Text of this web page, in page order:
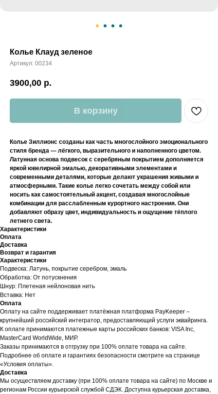
Колье Клауд зеленое
Артикул: 00234
3900,00 р.
В корзину
Колье Зиллионс созданы как часть многослойного эмоционального
стиля бренда — лёгкого, выразительного и наполненного цветом.
Латунная основа подвесок с серебряным покрытием дополняется
яркой ювелирной эмалью, декоративными элементами и
современными деталями, которые делают украшения живыми и
атмосферными. Такие колье легко сочетать между собой или
носить как самостоятельный акцент, создавая многослойные
комбинации для расслабленным курортного настроения. Они
добавляют образу цвет, индивидуальность и ощущение тёплого
летнего света.
Характеристики
Оплата
Доставка
Возврат и гарантия
Характеристики
Подвеска: Латунь, покрытие серебром, эмаль
Обработка: От потускнения
Шнур: Плетеная нейлоновая нить
Вставка: Нет
Оплата
Оплату на сайте поддерживает платёжная платформа PayKeeper –
крупнейший российский интегратор, предоставляющий услуги эквайринга.
К оплате принимаются платежные карты российских банков: VISA Inc,
MasterCard WorldWide, МИР.
Заказы принимаются в отгрузку при 100% оплате товара на сайте.
Подробнее об оплате и гарантиях безопасности смотрите на странице
«Условия оплаты».
Доставка
Мы осуществляем доставку (при 100% оплате товара на сайте) по Москве и
регионам России курьерской службой СДЭК. Доступна курьерская доставка,